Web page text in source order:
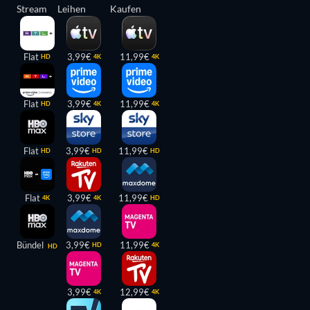
Stream
Flat HD
Flat HD
Flat HD
Flat 4K
Bündel HD
Leihen
3,99€ 4K
3,99€ 4K
3,99€ HD
3,99€ 4K
3,99€ HD
3,99€ 4K
Kaufen
11,99€ 4K
11,99€ 4K
11,99€ HD
11,99€ HD
11,99€ 4K
12,99€ 4K